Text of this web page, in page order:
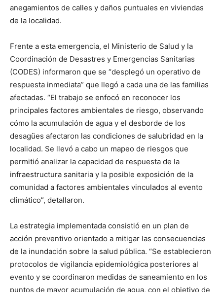
anegamientos de calles y daños puntuales en viviendas
de la localidad.
Frente a esta emergencia, el Ministerio de Salud y la
Coordinación de Desastres y Emergencias Sanitarias
(CODES) informaron que se “desplegó un operativo de
respuesta inmediata” que llegó a cada una de las familias
afectadas. “El trabajo se enfocó en reconocer los
principales factores ambientales de riesgo, observando
cómo la acumulación de agua y el desborde de los
desagües afectaron las condiciones de salubridad en la
localidad. Se llevó a cabo un mapeo de riesgos que
permitió analizar la capacidad de respuesta de la
infraestructura sanitaria y la posible exposición de la
comunidad a factores ambientales vinculados al evento
climático”, detallaron.
La estrategia implementada consistió en un plan de
acción preventivo orientado a mitigar las consecuencias
de la inundación sobre la salud pública. “Se establecieron
protocolos de vigilancia epidemiológica posteriores al
evento y se coordinaron medidas de saneamiento en los
puntos de mayor acumulación de agua, con el objetivo de